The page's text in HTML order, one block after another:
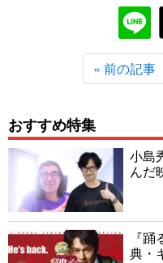
« 前の記事
おすすめ特集
小島
んだ
『
典・